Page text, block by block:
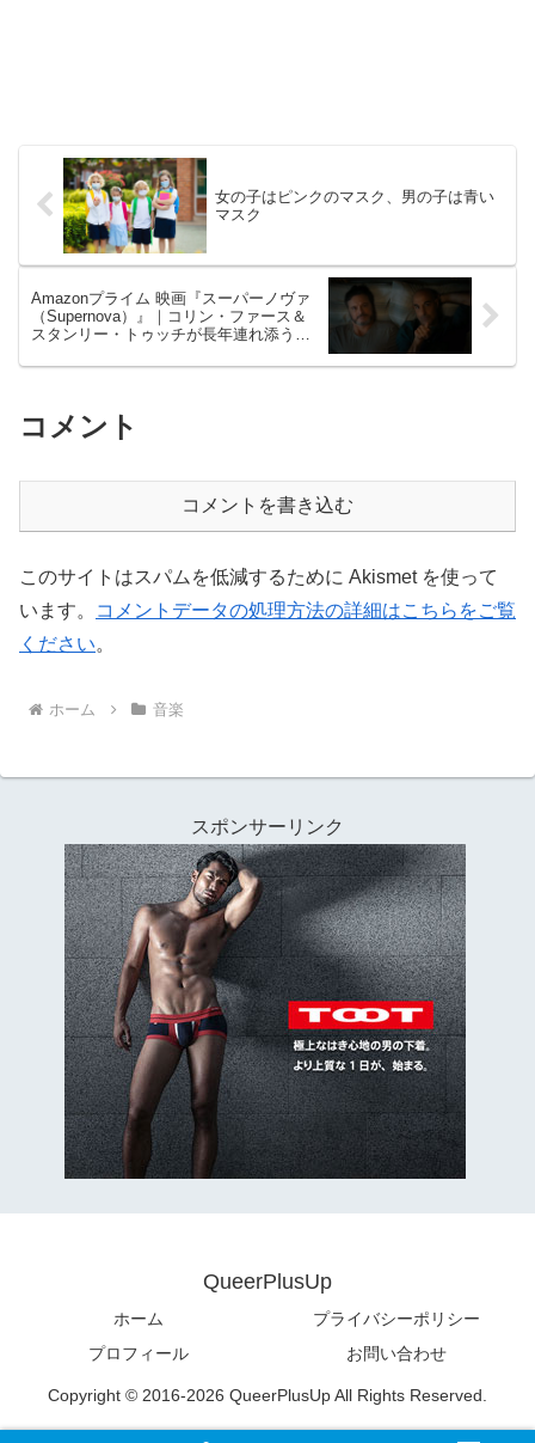
女の子はピンクのマスク、男の子は青い
マスク
Amazonプライム 映画『スーパーノヴァ
（Supernova）』｜コリン・ファース＆
スタンリー・トゥッチが長年連れ添うゲ
コメント
コメントを書き込む
このサイトはスパムを低減するために Akismet を使って
います。
コメントデータの処理方法の詳細はこちらをご覧
ください。
ホーム 音楽
スポンサーリンク
QueerPlusUp
ホーム
プライバシーポリシー
プロフィール
お問い合わせ
Copyright © 2016-2026 QueerPlusUp All Rights Reserved.